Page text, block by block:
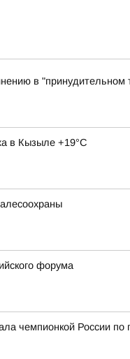
в
в Кызыле +19°С
форума
чемпионкой России по